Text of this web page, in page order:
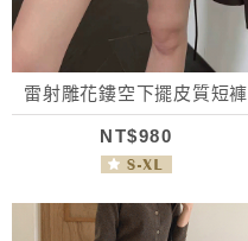
雷射雕花鏤空下擺皮質短褲
NT$980